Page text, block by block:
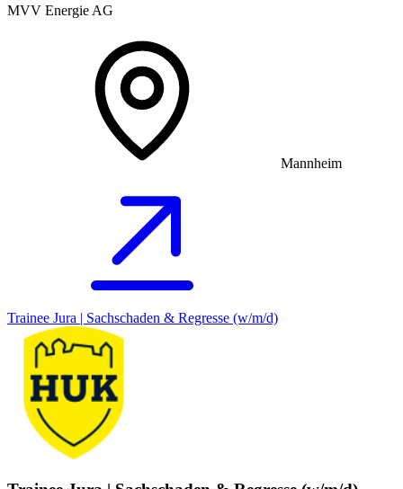
MVV Energie AG
Mannheim
Trainee Jura | Sachschaden & Regresse (w/m/d)